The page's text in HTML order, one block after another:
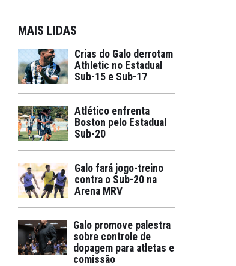
MAIS LIDAS
Crias do Galo derrotam
Athletic no Estadual
Sub-15 e Sub-17
Atlético enfrenta
Boston pelo Estadual
Sub-20
Galo fará jogo-treino
contra o Sub-20 na
Arena MRV
Galo promove palestra
sobre controle de
dopagem para atletas e
comissão